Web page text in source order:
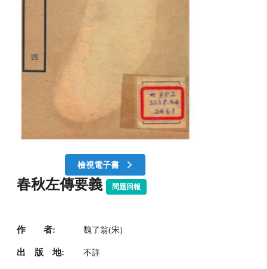
檢視電子書
春秋左傳要義 問題回報
作 者: 魏了翁(宋)
出 版 地: 不詳